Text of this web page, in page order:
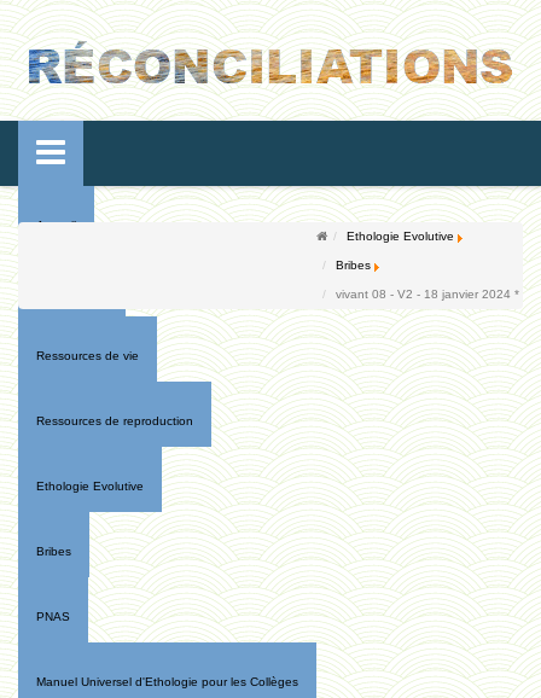
Accueil
Ressources de vie
Ressources de reproduction
Ethologie Evolutive
Bribes
PNAS
Manuel Universel d'Ethologie pour les Collèges
Ethologie Evolutive
Bribes
vivant 08 - V2 - 18 janvier 2024 *